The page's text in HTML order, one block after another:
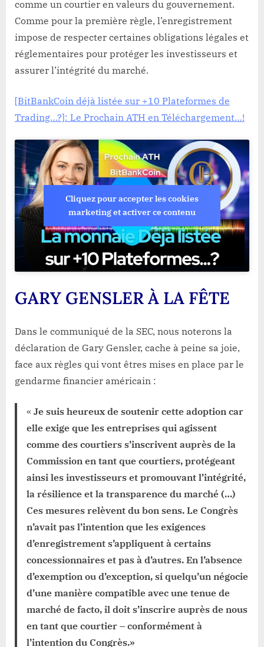
comme un courtier en valeurs du gouvernement.
Comme pour la première règle, l’enregistrement
impose de respecter certaines obligations légales et
réglementaires pour protéger les investisseurs et
assurer l’intégrité du marché.
[BitBankCoin déjà listée sur +10 Plateformes de
Trading…?]: Le Prochain ATH en Téléchargement…!
Cliquez pour accepter les cookies
marketing et activer ce contenu
GARY GENSLER À LA FÊTE
Dans le communiqué de la SEC, nous noterons la
déclaration de Gary Gensler, cache à peine sa joie,
face aux règles qui vont êtres mises en place par le
gendarme financier américain :
« Je suis heureux de soutenir cette adoption car
elle exige que les entreprises qui agissent
comme des courtiers s’inscrivent auprès de la
Commission en tant que courtiers, protégeant
ainsi les investisseurs et promouvant l’intégrité,
la résilience et la transparence du marché (…)
Ces mesures relèvent du bon sens. Le Congrès
n’avait pas l’intention que les exigences
d’enregistrement s’appliquent à certains
concessionnaires et pas à d’autres. En l’absence
d’exemption ou d’exception, si quelqu’un négocie
d’une manière compatible avec une tenue de
marché de facto, il doit s’inscrire auprès de nous
en tant que courtier – conformément à
l’intention du Congrès.»